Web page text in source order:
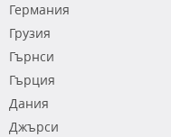
Германия
Грузия
Гърнси
Гърция
Дания
Джърси